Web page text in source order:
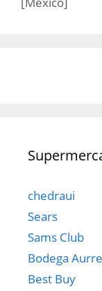
chedraui
Sears
Sams Club
Bodega
Best Buy